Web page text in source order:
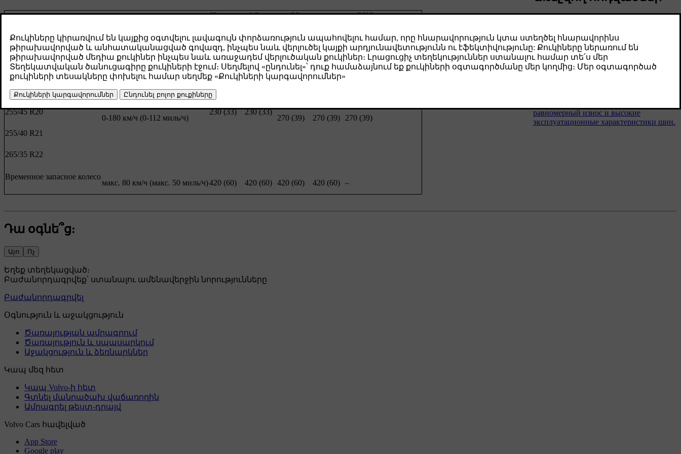
Размер шины Скорость
Нагрузка, 1-3 чел. Макс. груз
ЭКО давление
кПа (psi) кПа (psi) кПа (psi) кПа (psi) кПа (psi)
235/60 R18
235/55 R19
255/45 R20
255/40 R21
265/35 R22
0-180 км/ч (0-112 миль/ч)
230 (33) 230 (33)
270 (39) 270 (39) 270 (39)
Временное запасное колесо
макс. 80 км/ч (макс. 50 миль/ч)420 (60) 420 (60) 420 (60) 420 (60) –
Давление в шинах необходимо
регулировать при замене колес или
перед поездкой с другой нагрузкой.
равномерный износ и высокие
эксплуатационные характеристики шин.
Դա օգնե՞ց:
Այո Ոչ